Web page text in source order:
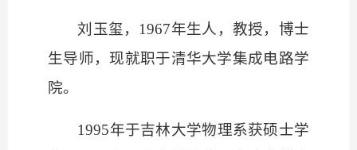
刘玉玺， 1967年生人，教授，博士
生导师，现就职于清华大学集成电路学
院。
1995年于吉林大学物理系获硕士学